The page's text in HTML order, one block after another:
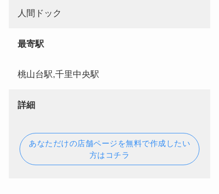
人間ドック
最寄駅
桃山台駅,千里中央駅
詳細
あなただけの店舗ページを無料で作成したい
方はコチラ